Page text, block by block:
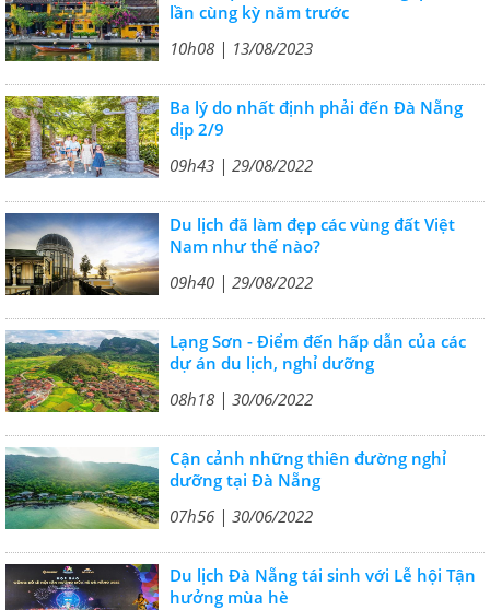
lần cùng kỳ năm trước
10h08 | 13/08/2023
Ba lý do nhất định phải đến Đà Nẵng
dịp 2/9
09h43 | 29/08/2022
Du lịch đã làm đẹp các vùng đất Việt
Nam như thế nào?
09h40 | 29/08/2022
Lạng Sơn - Điểm đến hấp dẫn của các
dự án du lịch, nghỉ dưỡng
08h18 | 30/06/2022
Cận cảnh những thiên đường nghỉ
dưỡng tại Đà Nẵng
07h56 | 30/06/2022
Du lịch Đà Nẵng tái sinh với Lễ hội Tận
hưởng mùa hè